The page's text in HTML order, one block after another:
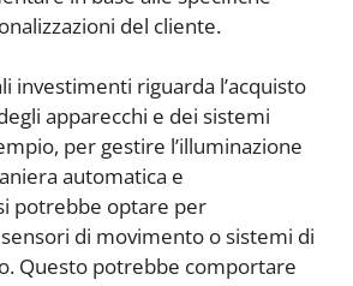
del cliente.
investimenti riguarda l’acquisto
apparecchi e dei sistemi
per gestire l’illuminazione
automatica e
potrebbe optare per
sensori di movimento o sistemi di
Questo potrebbe comportare